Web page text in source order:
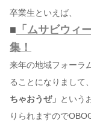
卒業生といえば、
■ 「ムサビウィ
集！
来年の地域フォーラ
ることになりまして、
ちゃおうぜ」 という
りられますので